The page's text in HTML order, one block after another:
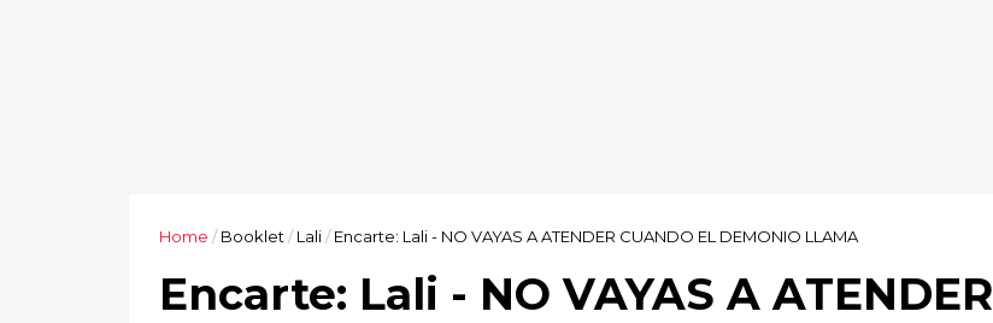
Home / Booklet / Lali/ Encarte: Lali - NO VAYAS A ATENDER CUANDO EL DEMONIO LLAMA
Encarte: Lali - NO VAYAS A ATENDER